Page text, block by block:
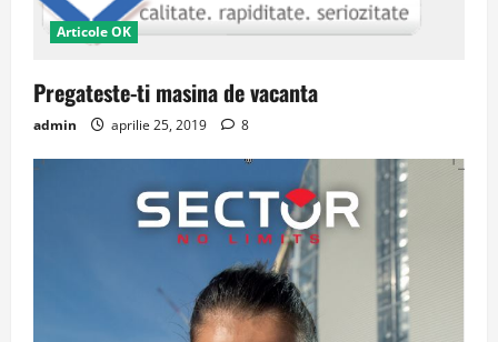
Articole OK
Pregateste-ti masina de vacanta
admin aprilie 25, 2019 8